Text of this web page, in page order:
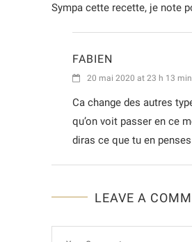
Sympa cette recette, je note
FABIEN
20 mai 2020 at 23 h 13 min
Ca change des autres
qu’on voit passer en ce
diras ce que tu en
LEAVE A